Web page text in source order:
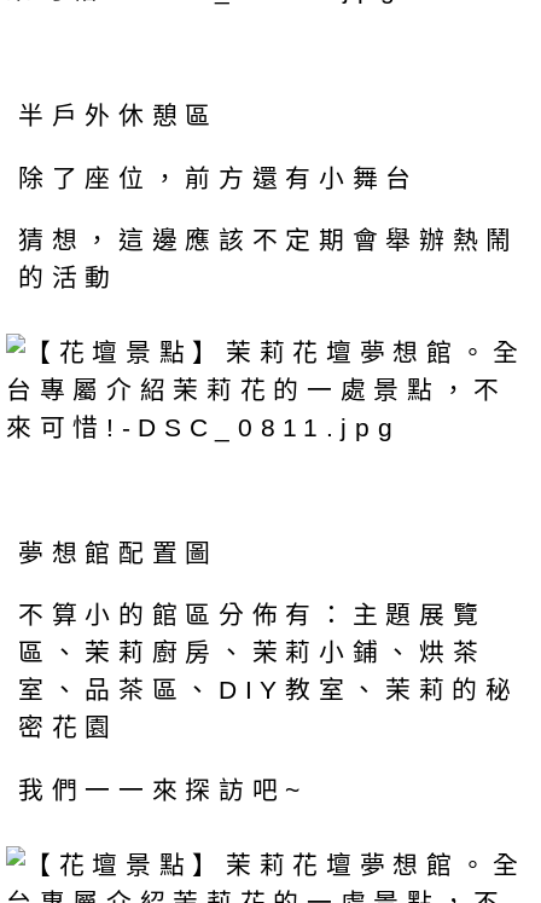
半戶外休憩區
除了座位，前方還有小舞台
猜想，這邊應該不定期會舉辦熱鬧
的活動
夢想館配置圖
不算小的館區分佈有：主題展覽
區、茉莉廚房、茉莉小鋪、烘茶
室、品茶區、DIY教室、茉莉的秘
密花園
我們一一來探訪吧~